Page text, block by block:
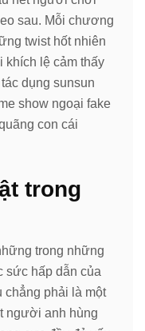
sau. Mỗi chương
twist hốt nhiên
khích lệ cảm thấy
dụng sunsun
show ngoại fake
con cái
trong
trong những
sức hấp dẫn của
chẳng phải là một
người anh hùng